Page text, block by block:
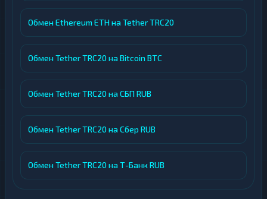
Обмен Ethereum ETH на Tether TRC20
Обмен Tether TRC20 на Bitcoin BTC
Обмен Tether TRC20 на СБП RUB
Обмен Tether TRC20 на Сбер RUB
Обмен Tether TRC20 на Т-Банк RUB